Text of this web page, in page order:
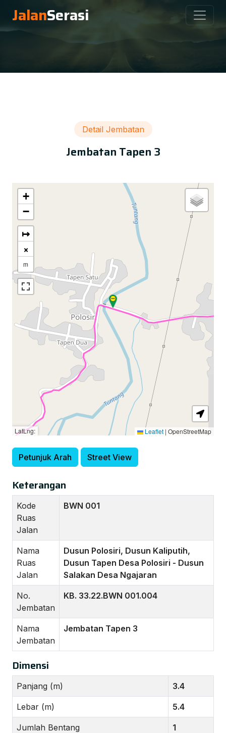
JalanSerasi
Detail Jembatan
Jembatan Tapen 3
+
−
↦
×
m
LatLng: Leaflet | OpenStreetMap
Petunjuk Arah Street View
Keterangan
Kode
Ruas
Jalan
BWN 001
Nama
Ruas
Jalan
Dusun Polosiri, Dusun Kaliputih,
Dusun Tapen Desa Polosiri - Dusun
Salakan Desa Ngajaran
No.
Jembatan
KB. 33.22.BWN 001.004
Nama
Jembatan
Jembatan Tapen 3
Dimensi
Panjang (m) 3.4
Lebar (m) 5.4
Jumlah Bentang 1